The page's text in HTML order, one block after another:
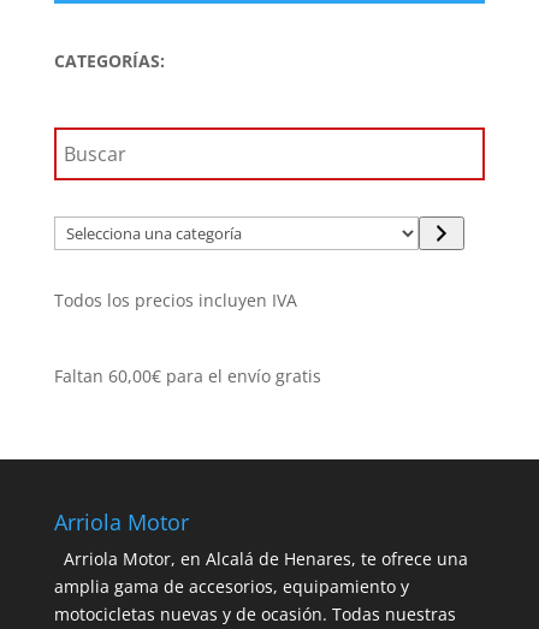
CATEGORÍAS:
Selecciona
una
Todos los precios incluyen IVA
Faltan 60,00€para el envío gratis
Arriola Motor
Arriola Motor, en Alcalá de Henares, te ofrece una
amplia gama de accesorios, equipamiento y
motocicletas nuevas y de ocasión. Todas nuestras